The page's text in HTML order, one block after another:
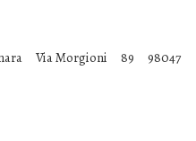
Via Morgioni 89 98047